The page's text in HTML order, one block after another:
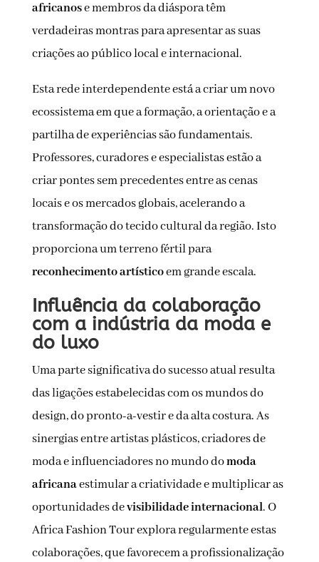
africanose membros da diáspora têm
verdadeiras montras para apresentar as suas
criações ao público local e internacional.
Esta rede interdependente está a criar um novo
ecossistema em que a formação, a orientação e a
partilha de experiências são fundamentais.
Professores, curadores e especialistas estão a
criar pontes sem precedentes entre as cenas
locais e os mercados globais, acelerando a
transformação do tecido cultural da região. Isto
proporciona um terreno fértil para
reconhecimento artísticoem grande escala.
Influência da colaboração
com a indústria da moda e
do luxo
Uma parte significativa do sucesso atual resulta
das ligações estabelecidas com os mundos do
design, do pronto-a-vestir e da alta costura. As
sinergias entre artistas plásticos, criadores de
moda e influenciadores no mundo domoda
africanaestimular a criatividade e multiplicar as
oportunidades devisibilidade internacional. O
Africa Fashion Tour explora regularmente estas
colaborações, que favorecem a profissionalização